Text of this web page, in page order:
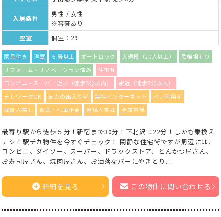
入居条件
男性 / 女性
※審査あり
空室
個室：29
家具付き 洋室 ６畳以上 オートロック 大規模（20人以上）
駐輪場有り
リフォーム・リノベーション済み
住宅街
コンビニ・スーパー近い（徒歩5分以内）
駅近（徒歩5分以内）
テレワークOK
友人の出入り可 無料インターネット
ペア利用可
保証人無し
敷金・礼金不要 管理人常駐 全館禁煙
最寄り駅から徒歩５分！新宿まで30分！下北沢は22分！しかも乗換え
ナシ！駅チカ物件を今すぐチェック！ 閑静な住宅街ですが周辺には、
コンビニ、ダイソー、スーパー、ドラックストア、とんかつ屋さん、
お寿司屋さん、焼肉屋さん、お洒落なバーにやきとり...
詳細を見る この物件に問い合わせる